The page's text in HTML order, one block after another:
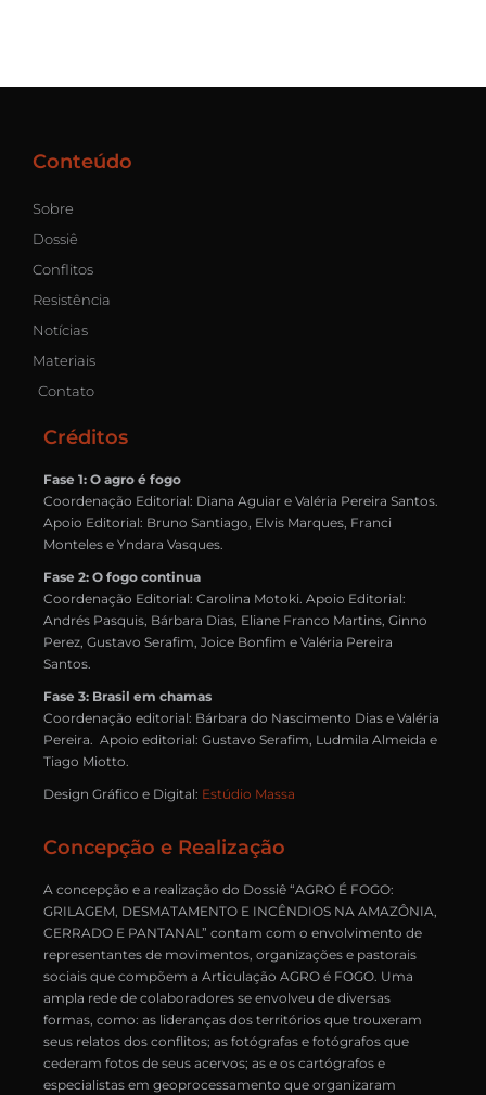
Conteúdo
Sobre
Dossiê
Conflitos
Resistência
Notícias
Materiais
Contato
Créditos
Fase 1: O agro é fogo
Coordenação Editorial: Diana Aguiar e Valéria Pereira Santos.
Apoio Editorial: Bruno Santiago, Elvis Marques, Franci
Monteles e Yndara Vasques.
Fase 2: O fogo continua
Coordenação Editorial: Carolina Motoki. Apoio Editorial:
Andrés Pasquis, Bárbara Dias, Eliane Franco Martins, Ginno
Perez, Gustavo Serafim, Joice Bonfim e Valéria Pereira
Santos.
Fase 3: Brasil em chamas
Coordenação editorial: Bárbara do Nascimento Dias e Valéria
Pereira. Apoio editorial: Gustavo Serafim, Ludmila Almeida e
Tiago Miotto.
Design Gráfico e Digital: Estúdio Massa
Concepção e Realização
A concepção e a realização do Dossiê “AGRO É FOGO:
GRILAGEM, DESMATAMENTO E INCÊNDIOS NA AMAZÔNIA,
CERRADO E PANTANAL” contam com o envolvimento de
representantes de movimentos, organizações e pastorais
sociais que compõem a Articulação AGRO é FOGO. Uma
ampla rede de colaboradores se envolveu de diversas
formas, como: as lideranças dos territórios que trouxeram
seus relatos dos conflitos; as fotógrafas e fotógrafos que
cederam fotos de seus acervos; as e os cartógrafos e
especialistas em geoprocessamento que organizaram